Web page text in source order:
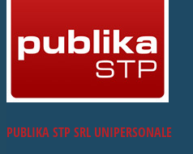
PUBLIKA STP SRL UNIPERSONALE